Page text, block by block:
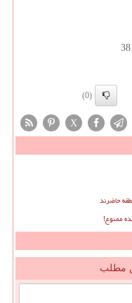
(0)
X
حاضرند
ممنوع!
مطلب